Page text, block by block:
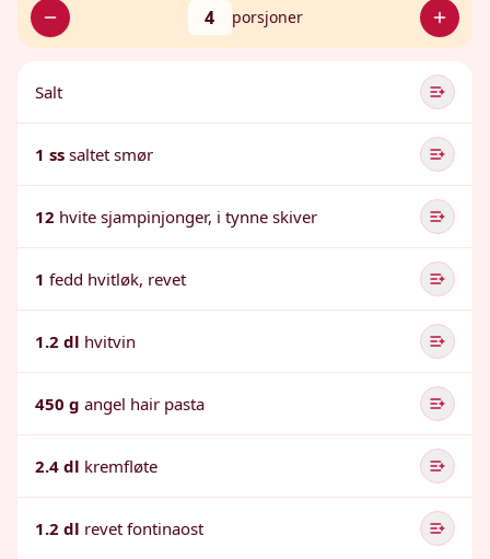
4 porsjoner
Salt
1 ss saltet smør
12 hvite sjampinjonger, i tynne skiver
1 fedd hvitløk, revet
1.2 dl hvitvin
450 g angel hair pasta
2.4 dl kremfløte
1.2 dl revet fontinaost